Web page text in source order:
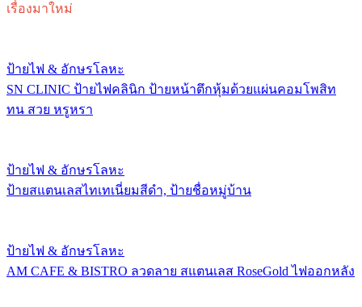
เรื่องมาใหม่
ป้ายไฟ & อักษรโลหะ
SN CLINIC ป้ายไฟคลินิก ป้ายหน้าตึกหุ้มด้วยแผ่นคอมโพสิท
ทน สวย หรูหรา
ป้ายไฟ & อักษรโลหะ
ป้ายสแตนเลสไทเทเนี่ยมสีดำ, ป้ายชื่อหมู่บ้าน
ป้ายไฟ & อักษรโลหะ
AM CAFE & BISTRO ลวดลาย สแตนเลส RoseGold ไฟออกหลัง